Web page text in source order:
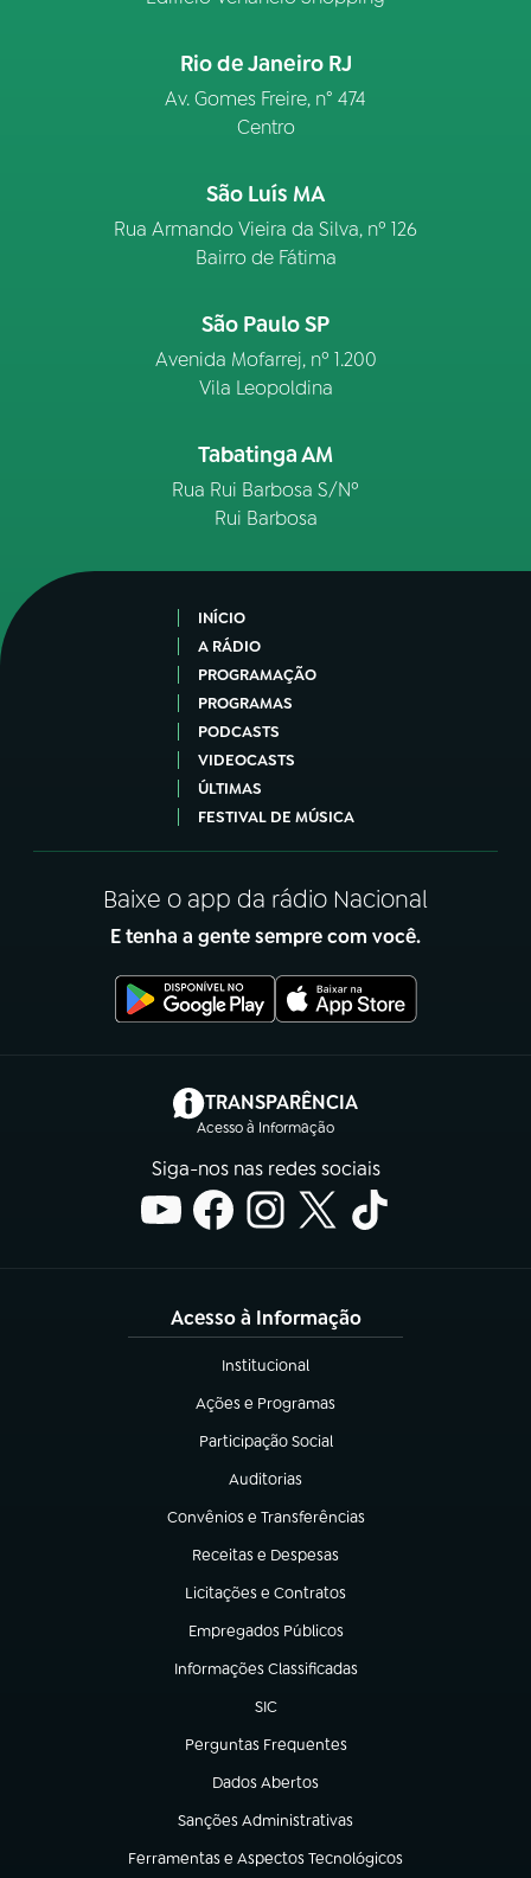
Rio de Janeiro RJ
Av. Gomes Freire, n° 474
Centro
São Luís MA
Rua Armando Vieira da Silva, nº 126
Bairro de Fátima
São Paulo SP
Avenida Mofarrej, nº 1.200
Vila Leopoldina
Tabatinga AM
Rua Rui Barbosa S/Nº
Rui Barbosa
INÍCIO
A RÁDIO
PROGRAMAÇÃO
PROGRAMAS
PODCASTS
VIDEOCASTS
ÚLTIMAS
FESTIVAL DE MÚSICA
Baixe o app da rádio Nacional
E tenha a gente sempre com você.
TRANSPARÊNCIA
Acesso à Informação
(abre em nova aba)
Siga-nos nas redes sociais
Acesso à Informação
Institucional
(abre em nova aba)
Ações e Programas
(abre em nova aba)
Participação Social
(abre em nova aba)
Auditorias
(abre em nova aba)
Convênios e Transferências
(abre em nova aba)
Receitas e Despesas
(abre em nova aba)
Licitações e Contratos
(abre em nova aba)
Empregados Públicos
(abre em nova aba)
Informações Classificadas
(abre em nova aba)
SIC
(abre em nova aba)
Perguntas Frequentes
(abre em nova aba)
Dados Abertos
(abre em nova aba)
Sanções Administrativas
(abre em nova aba)
Ferramentas e Aspectos Tecnológicos
(abre em nova aba)